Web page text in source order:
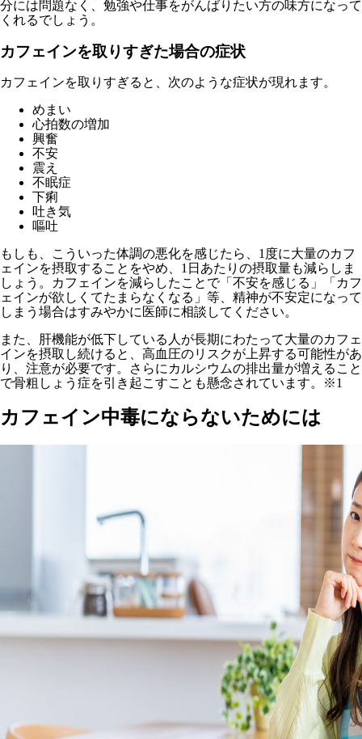
分には問題なく、勉強や仕事をがんばりたい方の味方になって
くれるでしょう。
カフェインを取りすぎた場合の症状
カフェインを取りすぎると、次のような症状が現れます。
めまい
心拍数の増加
興奮
不安
震え
不眠症
下痢
吐き気
嘔吐
もしも、こういった体調の悪化を感じたら、1度に大量のカフ
ェインを摂取することをやめ、1日あたりの摂取量も減らしま
しょう。カフェインを減らしたことで「不安を感じる」「カフ
ェインが欲しくてたまらなくなる」等、精神が不安定になって
しまう場合はすみやかに医師に相談してください。
また、肝機能が低下している人が長期にわたって大量のカフェ
インを摂取し続けると、高血圧のリスクが上昇する可能性があ
り、注意が必要です。さらにカルシウムの排出量が増えること
で骨粗しょう症を引き起こすことも懸念されています。※1
カフェイン中毒にならないためには